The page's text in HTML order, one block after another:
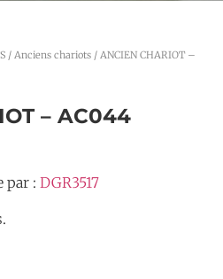
/ Anciens chariots / ANCIEN CHARIOT –
– AC044
par : DGR3517